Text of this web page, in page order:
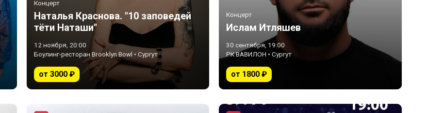
Концерт
Наталья Краснова. "10 заповедей
тёти Наташи"
12 ноября, 20:00
Боулинг-ресторан Brooklyn Bowl • Сургут
от 3000 ₽
Концерт
Ислам Итляшев
30 сентября, 19:00
РК ВАВИЛОН • Сургут
от 1800 ₽